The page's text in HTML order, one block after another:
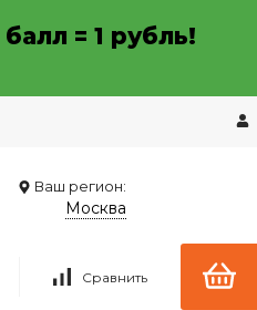
балл = 1 рубль!
Ваш регион:
Москва
Сравнить